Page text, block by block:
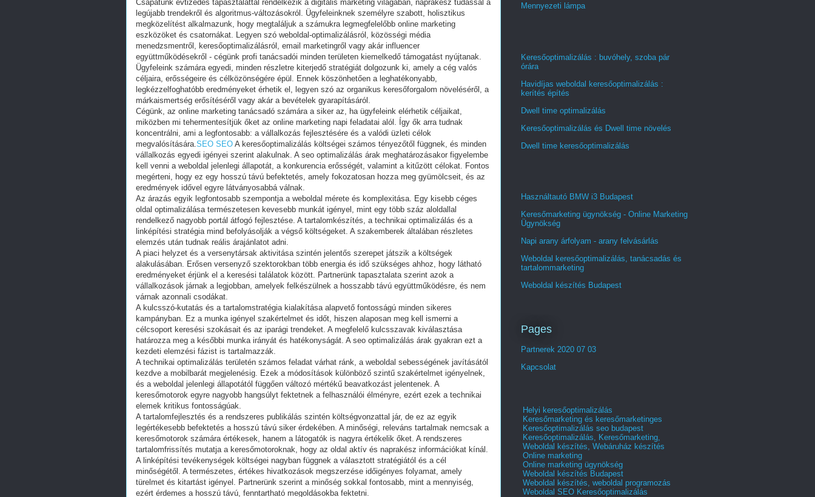
Csapatunk évtizedes tapasztalattal rendelkezik a digitális marketing világában, naprakész tudással a
legújabb trendekről és algoritmus-változásokról. Ügyfeleinknek személyre szabott, holisztikus
megközelítést alkalmazunk, hogy megtaláljuk a számukra legmegfelelőbb online marketing
eszközöket és csatornákat. Legyen szó weboldal-optimalizálásról, közösségi média
menedzsmentről, keresőoptimalizálásról, email marketingről vagy akár influencer
együttműködésekről - cégünk profi tanácsadói minden területen kiemelkedő támogatást nyújtanak.
Ügyfeleink számára egyedi, minden részletre kiterjedő stratégiát dolgozunk ki, amely a cég valós
céljaira, erősségeire és célközönségére épül. Ennek köszönhetően a leghatékonyabb,
legkézzelfoghatóbb eredményeket érhetik el, legyen szó az organikus keresőforgalom növeléséről, a
márkaismertség erősítéséről vagy akár a bevételek gyarapításáról.
Cégünk, az online marketing tanácsadó számára a siker az, ha ügyfeleink elérhetik céljaikat,
miközben mi tehermentesítjük őket az online marketing napi feladatai alól. Így ők arra tudnak
koncentrálni, ami a legfontosabb: a vállalkozás fejlesztésére és a valódi üzleti célok
megvalósítására.SEO SEO A keresőoptimalizálás költségei számos tényezőtől függnek, és minden
vállalkozás egyedi igényei szerint alakulnak. A seo optimalizálás árak meghatározásakor figyelembe
kell venni a weboldal jelenlegi állapotát, a konkurencia erősségét, valamint a kitűzött célokat. Fontos
megérteni, hogy ez egy hosszú távú befektetés, amely fokozatosan hozza meg gyümölcseit, és az
eredmények idővel egyre látványosabbá válnak.
Az árazás egyik legfontosabb szempontja a weboldal mérete és komplexitása. Egy kisebb céges
oldal optimalizálása természetesen kevesebb munkát igényel, mint egy több száz aloldallal
rendelkező nagyobb portál átfogó fejlesztése. A tartalomkészítés, a technikai optimalizálás és a
linképítési stratégia mind befolyásolják a végső költségeket. A szakemberek általában részletes
elemzés után tudnak reális árajánlatot adni.
A piaci helyzet és a versenytársak aktivitása szintén jelentős szerepet játszik a költségek
alakulásában. Erősen versenyző szektorokban több energia és idő szükséges ahhoz, hogy látható
eredményeket érjünk el a keresési találatok között. Partnerünk tapasztalata szerint azok a
vállalkozások járnak a legjobban, amelyek felkészülnek a hosszabb távú együttműködésre, és nem
várnak azonnali csodákat.
A kulcsszó-kutatás és a tartalomstratégia kialakítása alapvető fontosságú minden sikeres
kampányban. Ez a munka igényel szakértelmet és időt, hiszen alaposan meg kell ismerni a
célcsoport keresési szokásait és az iparági trendeket. A megfelelő kulcsszavak kiválasztása
határozza meg a későbbi munka irányát és hatékonyságát. A seo optimalizálás árak gyakran ezt a
kezdeti elemzési fázist is tartalmazzák.
A technikai optimalizálás területén számos feladat várhat ránk, a weboldal sebességének javításától
kezdve a mobilbarát megjelenésig. Ezek a módosítások különböző szintű szakértelmet igényelnek,
és a weboldal jelenlegi állapotától függően változó mértékű beavatkozást jelentenek. A
keresőmotorok egyre nagyobb hangsúlyt fektetnek a felhasználói élményre, ezért ezek a technikai
elemek kritikus fontosságúak.
A tartalomfejlesztés és a rendszeres publikálás szintén költségvonzattal jár, de ez az egyik
legértékesebb befektetés a hosszú távú siker érdekében. A minőségi, releváns tartalmak nemcsak a
keresőmotorok számára értékesek, hanem a látogatók is nagyra értékelik őket. A rendszeres
tartalomfrissítés mutatja a keresőmotoroknak, hogy az oldal aktív és naprakész információkat kínál.
A linképítési tevékenységek költségei nagyban függnek a választott stratégiától és a cél
minőségétől. A természetes, értékes hivatkozások megszerzése időigényes folyamat, amely
türelmet és kitartást igényel. Partnerünk szerint a minőség sokkal fontosabb, mint a mennyiség,
ezért érdemes a hosszú távú, fenntartható megoldásokba fektetni.
Mennyezeti lámpa
Keresőoptimalizálás : buvóhely, szoba pár
órára
Havidíjas weboldal keresőoptimalizálás :
kerítés építés
Dwell time optimalizálás
Keresőoptimalizálás és Dwell time növelés
Dwell time keresőoptimalizálás
Használtautó BMW i3 Budapest
Keresőmarketing ügynökség - Online Marketing
Ügynökség
Napi arany árfolyam - arany felvásárlás
Weboldal keresőoptimalizálás, tanácsadás és
tartalommarketing
Weboldal készítés Budapest
Pages
Partnerek 2020 07 03
Kapcsolat
Helyi keresőoptimalizálás
Keresőmarketing és keresőmarketinges
Keresőoptimalizálás seo budapest
Keresőoptimalizálás, Keresőmarketing,
Weboldal készítés, Webáruház készítés
Online marketing
Online marketing ügynökség
Weboldal készítés Budapest
Weboldal készítés, weboldal programozás
Weboldal SEO Keresőoptimalizálás